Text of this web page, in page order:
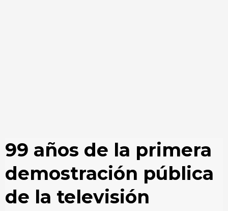
99 años de la primera
demostración pública
de la televisión